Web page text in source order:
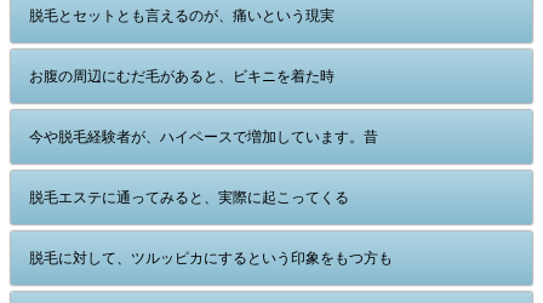
脱毛とセットとも言えるのが、痛いという現実
お腹の周辺にむだ毛があると、ビキニを着た時
今や脱毛経験者が、ハイペースで増加しています。昔
脱毛エステに通ってみると、実際に起こってくる
脱毛に対して、ツルッピカにするという印象をもつ方も